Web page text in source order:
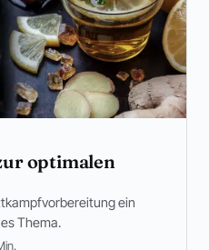
optimalen
ein
Thema.